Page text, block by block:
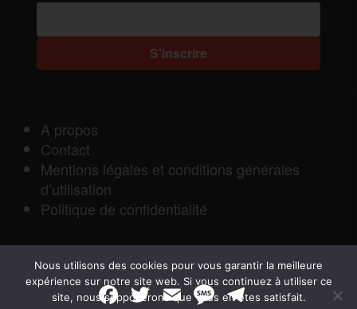
A propos
Contact
Mentions légales et conditions générales
d’utilisation
Politique de confidentialité
F
a
T
w
E
m
M
e
T
e
Nous utilisons des cookies pour vous garantir la meilleure
expérience sur notre site web. Si vous continuez à utiliser ce
site, nous supposerons que vous en êtes satisfait.